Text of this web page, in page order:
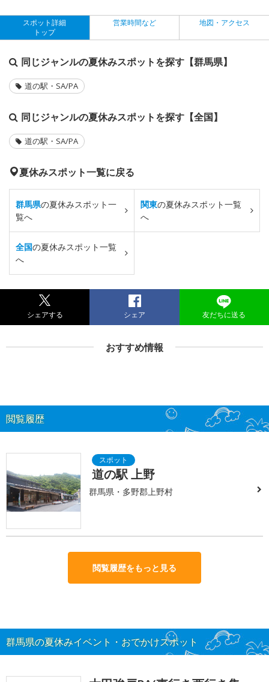
スポット詳細
トップ
営業時間など 地図・アクセス
同じジャンルの夏休みスポットを探す【群馬県】
道の駅・SA/PA
同じジャンルの夏休みスポットを探す【全国】
道の駅・SA/PA
夏休みスポット一覧に戻る
群馬県の夏休みスポット一
覧へ
関東の夏休みスポット一覧
へ
全国の夏休みスポット一覧
へ
シェアする シェア 友だちに送る
おすすめ情報
閲覧履歴
道の駅 上野
群馬県・多野郡上野村
閲覧履歴をもっと見る
群馬県の夏休みイベント・おでかけスポット